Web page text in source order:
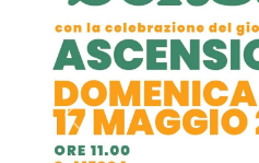
Previous